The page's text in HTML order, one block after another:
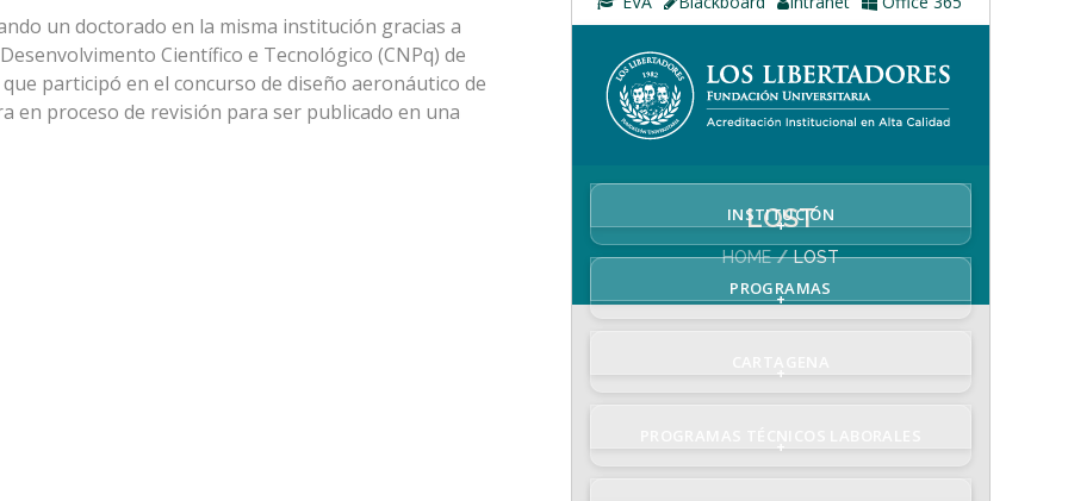
un doctorado en la misma institución gracias a
Científico e Tecnológico (CNPq) de
participó en el concurso de diseño aeronáutico de
en proceso de revisión para ser publicado en una